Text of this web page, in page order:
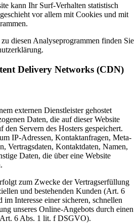
kann Ihr Surf-Verhalten statistisch
vor allem mit Cookies und mit
diesen Analyseprogrammen finden Sie
Delivery Networks (CDN)
externen Dienstleister gehostet
Daten, die auf dieser Website
den Servern des Hosters gespeichert.
IP-Adressen, Kontaktanfragen, Meta-
Vertragsdaten, Kontaktdaten, Namen,
Daten, die über eine Website
zum Zwecke der Vertragserfüllung
und bestehenden Kunden (Art. 6
Interesse einer sicheren, schnellen
unseres Online-Angebots durch einen
6 Abs. 1 lit. f DSGVO).